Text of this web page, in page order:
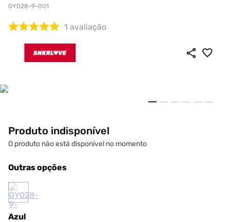
GY028-9-001
1 avaliação
Produto indisponível
O produto não está disponível no momento
Outras opções
Azul